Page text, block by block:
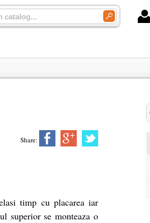
Share:
timp cu placarea iar
superior se monteaza o